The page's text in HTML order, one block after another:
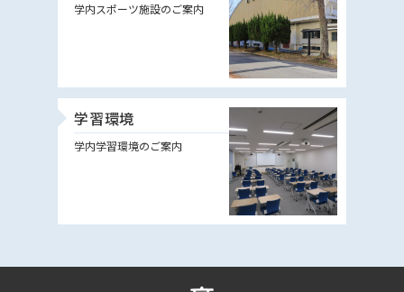
学内スポーツ施設のご案内
学習環境
学内学習環境のご案内